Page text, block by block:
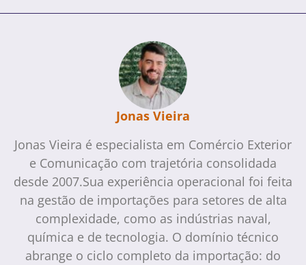
Jonas Vieira
Jonas Vieira é especialista em Comércio Exterior
e Comunicação com trajetória consolidada
desde 2007.Sua experiência operacional foi feita
na gestão de importações para setores de alta
complexidade, como as indústrias naval,
química e de tecnologia. O domínio técnico
abrange o ciclo completo da importação: do